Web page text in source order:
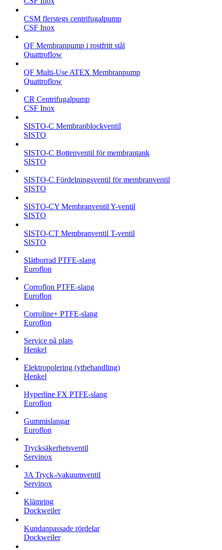
CSM flerstegs centrifugalpump
CSF Inox
QF Membranpump i rostfritt stål
Quattroflow
QF Multi-Use ATEX Membranpump
Quattroflow
CR Centrifugalpump
CSF Inox
SISTO-C Membranblockventil
SISTO
SISTO-C Bottenventil för membrantank
SISTO
SISTO-C Fördelningsventil för membranventil
SISTO
SISTO-CY Membranventil Y-ventil
SISTO
SISTO-CT Membranventil T-ventil
SISTO
Slätborrad PTFE-slang
Euroflon
Corroflon PTFE-slang
Euroflon
Corroline+ PTFE-slang
Euroflon
Service på plats
Henkel
Elektropolering (ytbehandling)
Henkel
Hyperline FX PTFE-slang
Euroflon
Gummislangar
Euroflon
Trycksäkerhetsventil
Servinox
3A Tryck-/vakuumventil
Servinox
Klämring
Dockweiler
Kundanpassade rördelar
Dockweiler